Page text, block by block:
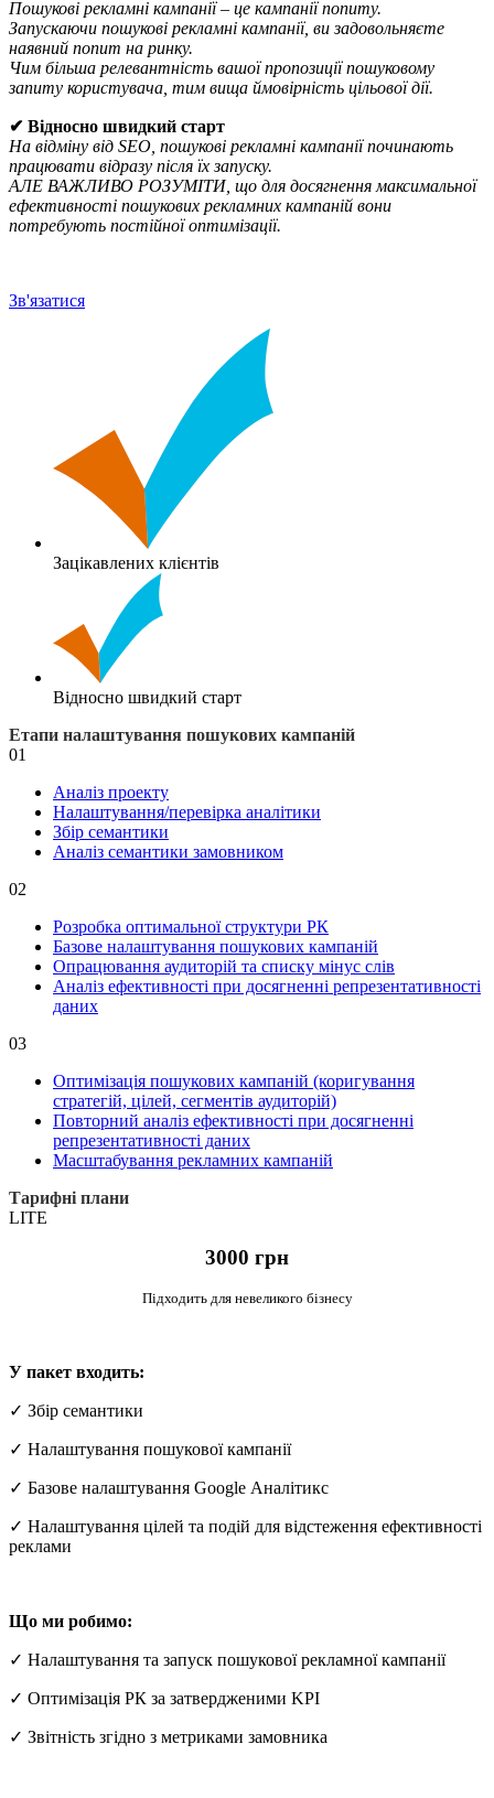
Пошукові рекламні кампанії – це кампанії попиту.
Запускаючи пошукові рекламні кампанії, ви задовольняєте
наявний попит на ринку.
Чим більша релевантність вашої пропозиції пошуковому
запиту користувача, тим вища ймовірність цільової дії.
✔ Відносно швидкий старт
На відміну від SEO, пошукові рекламні кампанії починають
працювати відразу після їх запуску.
АЛЕ ВАЖЛИВО РОЗУМІТИ, що для досягнення максимальної
ефективності пошукових рекламних кампаній вони
потребують постійної оптимізації.
Зв'язатися
Зацікавлених клієнтів
Відносно швидкий старт
Етапи налаштування пошукових кампаній
01
Аналіз проекту
Налаштування/перевірка аналітики
Збір семантики
Аналіз семантики замовником
02
Розробка оптимальної структури РК
Базове налаштування пошукових кампаній
Опрацювання аудиторій та списку мінус слів
Аналіз ефективності при досягненні репрезентативності
даних
03
Оптимізація пошукових кампаній (коригування
стратегій, цілей, сегментів аудиторій)
Повторний аналіз ефективності при досягненні
репрезентативності даних
Масштабування рекламних кампаній
Тарифні плани
LITE
3000 грн
Підходить для невеликого бізнесу
У пакет входить:
✓ Збір семантики
✓ Налаштування пошукової кампанії
✓ Базове налаштування Google Аналітикс
✓ Налаштування цілей та подій для відстеження ефективності
реклами
Що ми робимо:
✓ Налаштування та запуск пошукової рекламної кампанії
✓ Оптимізація РК за затвердженими KPI
✓ Звітність згідно з метриками замовника